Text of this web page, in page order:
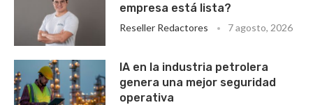
empresa está lista?
Reseller Redactores 7 agosto, 2026
IA en la industria petrolera
genera una mejor seguridad
operativa